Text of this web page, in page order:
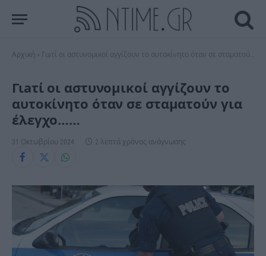
Αρχική Γιaτί οι αστυνομικοί αγγίζουν το αυτοκίνητο όταν σε σταματούν για έλεγχο……
Γιaτί οι αστυνομικοί αγγίζουν το
αυτοκίνητο όταν σε σταματούν για
έλεγχο……
31 Οκτωβρίου 2024 2 λεπτά χρόνος ανάγνωσης